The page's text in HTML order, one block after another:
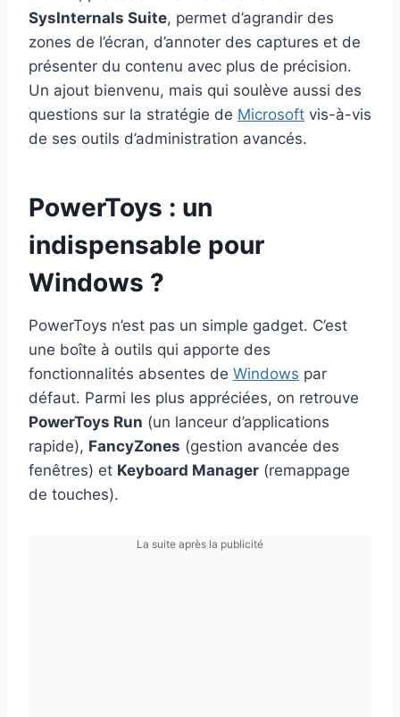
SysInternals Suite, permet d’agrandir des
zones de l’écran, d’annoter des captures et de
présenter du contenu avec plus de précision.
Un ajout bienvenu, mais qui soulève aussi des
questions sur la stratégie de Microsoft vis-à-vis
de ses outils d’administration avancés.
PowerToys : un
indispensable pour
Windows ?
PowerToys n’est pas un simple gadget. C’est
une boîte à outils qui apporte des
fonctionnalités absentes de Windows par
défaut. Parmi les plus appréciées, on retrouve
PowerToys Run (un lanceur d’applications
rapide), FancyZones (gestion avancée des
fenêtres) et Keyboard Manager (remappage
de touches).
La suite après la publicité